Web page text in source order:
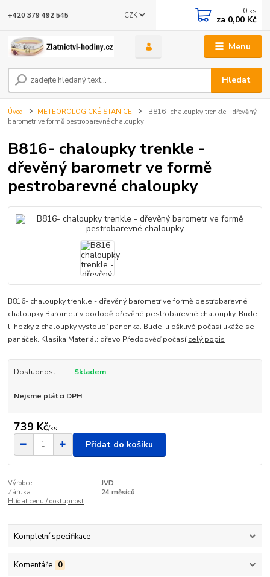
Menu
CZK
Hledat
+420 379 492 545 0 ks
za 0,00 Kč
Úvod METEOROLOGICKÉ STANICE
B816- chaloupky trenkle - dřevěný
barometr ve formě pestrobarevné chaloupky
B816- chaloupky trenkle -
dřevěný barometr ve formě
pestrobarevné chaloupky
B816- chaloupky trenkle - dřevěný barometr ve formě pestrobarevné
chaloupky Barometr v podobě dřevěné pestrobarevné chaloupky. Bude-
li hezky z chaloupky vystoupí panenka. Bude-li ošklivé počasí ukáže se
panáček. Klasika Materiál: dřevo Předpověď počasícelý popis
Dostupnost Skladem
Nejsme plátci DPH
739 Kč/ks
Přidat do košíku
Výrobce:
JVD
Záruka:
24 měsíců
Hlídat cenu / dostupnost
Kompletní specifikace
Komentáře 0